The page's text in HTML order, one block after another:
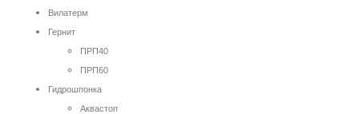
Вилатерм
Гернит
ПРП40
ПРП60
Гидрошпонка
Аквастоп